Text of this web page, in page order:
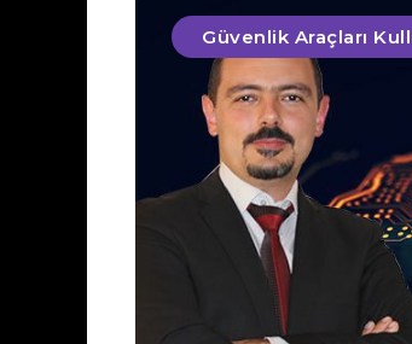
Güvenlik Araçları